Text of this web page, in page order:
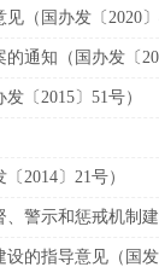
（国办发〔2020〕
通知（国办发〔
〔2015〕51号）
2014〕21号）
示和惩戒机制建
的指导意见（国发